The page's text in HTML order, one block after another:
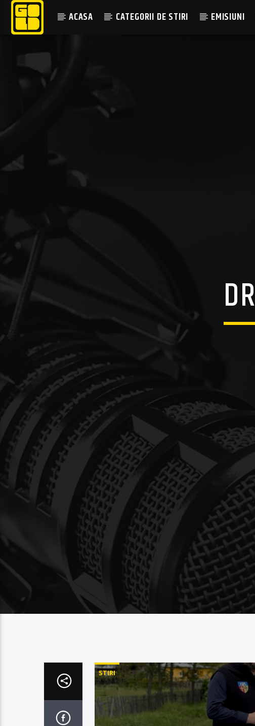
ACASA CATEGORII DE STIRI EMISIUNI
STIRI